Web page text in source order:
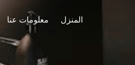
المنزل معلومات عنا